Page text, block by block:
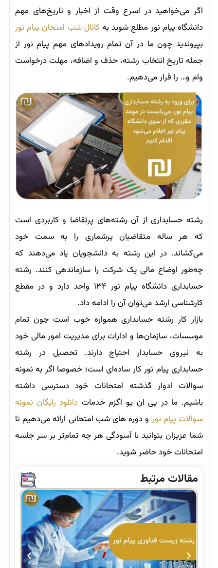
اگر می‌خواهید در اسرع وقت از اخبار و تاریخ‌های مهم
دانشگاه پیام نور مطلع شوید به کانال شب امتحان پیام نور
بپیوندید چون ما در آن تمام رویدادهای مهم پیام نور از
جمله تاریخ انتخاب رشته، حذف و اضافه، مهلت درخواست
وام و… را قرار می‌دهیم.
رشته حسابداری از آن رشته‌های پرتقاضا و کاربردی است
که هر ساله متقاضیان پرشماری را به سمت خود
می‌کشاند. در این رشته به دانشجویان یاد می‌دهند که
چه‌طور اوضاع مالی یک شرکت را سازماندهی کنند. رشته
حسابداری دانشگاه پیام نور ۱۳۴ واحد دارد و در مقطع
کارشناسی ارشد می‌توان آن را ادامه داد.
بازار کار رشته حسابداری همواره خوب است چون تمام
موسسات، سازمان‌ها و ادارات برای مدیریت امور مالی خود
به نیروی حسابدار احتیاج دارند. تحصیل در رشته
حسابداری پیام نور کار ساده‌ای است؛ خصوصا اگر به نمونه
سوالات ادوار گذشته امتحانات خود دسترسی داشته
باشیم. ما در پی ان یو اگزم خدمات دانلود رایگان نمونه
سوالات پیام نور و دوره های شب امتحانی ارائه می‌دهیم تا
شما عزیزان بتوانید با آسودگی هر چه تمام‌تر بر سر جلسه
امتحانات خود حاضر شوید.
مقالات مرتبط